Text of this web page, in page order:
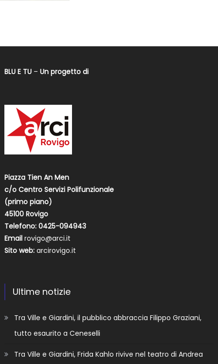
BLU E TU– Un progetto di
Piazza Tien An Men
c/o Centro Servizi Polifunzionale
(primo piano)
45100 Rovigo
Telefono: 0425-094943
Email rovigo@arci.it
Sito web: arcirovigo.it
Ultime notizie
Tra Ville e Giardini, il pubblico abbraccia Filippo Graziani,
tutto esaurito a Ceneselli
Tra Ville e Giardini, Frida Kahlo rivive nel teatro di Andrea